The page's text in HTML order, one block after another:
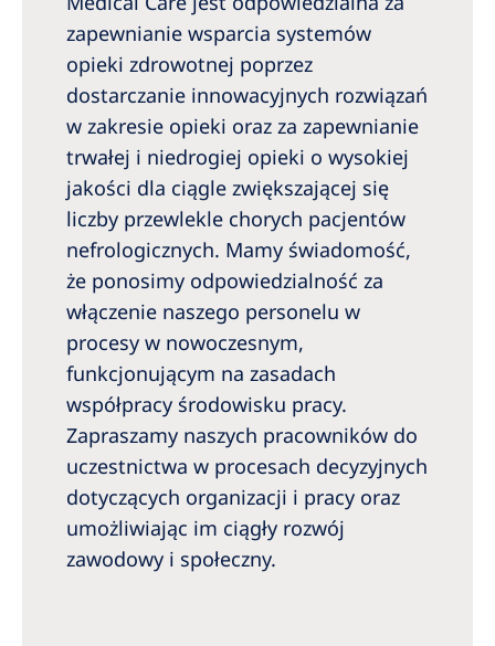
zapewnianie wsparcia systemów
opieki zdrowotnej poprzez
dostarczanie innowacyjnych rozwiązań
w zakresie opieki oraz za zapewnianie
trwałej i niedrogiej opieki o wysokiej
jakości dla ciągle zwiększającej się
liczby przewlekle chorych pacjentów
nefrologicznych. Mamy świadomość,
że ponosimy odpowiedzialność za
włączenie naszego personelu w
procesy w nowoczesnym,
funkcjonującym na zasadach
współpracy środowisku pracy.
Zapraszamy naszych pracowników do
uczestnictwa w procesach decyzyjnych
dotyczących organizacji i pracy oraz
umożliwiając im ciągły rozwój
zawodowy i społeczny.